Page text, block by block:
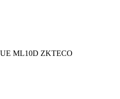
ML10D ZKTECO